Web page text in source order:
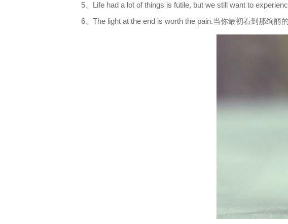
5、Life had a lot of things is futile, but we still want to
6、The light at the end is worth the pain.当你最初看到那绚丽